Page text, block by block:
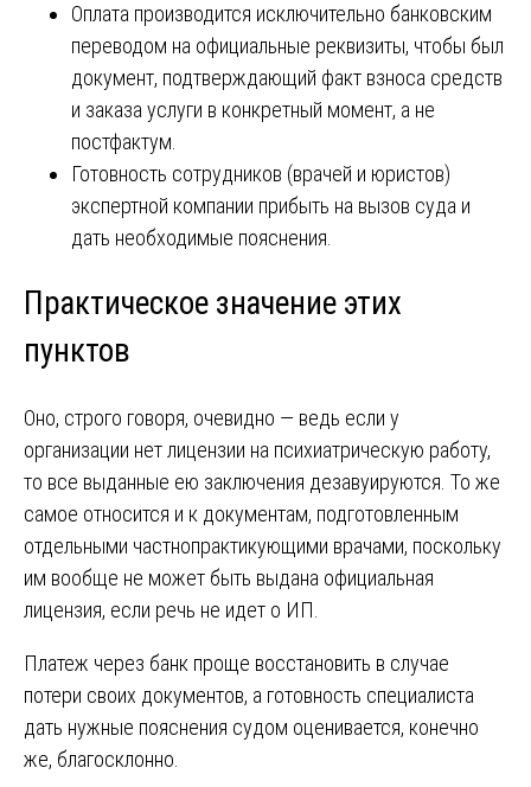
Оплата производится исключительно банковским
переводом на официальные реквизиты, чтобы был
документ, подтверждающий факт взноса средств
и заказа услуги в конкретный момент, а не
постфактум.
Готовность сотрудников (врачей и юристов)
экспертной компании прибыть на вызов суда и
дать необходимые пояснения.
Практическое значение этих
пунктов
Оно, строго говоря, очевидно — ведь если у
организации нет лицензии на психиатрическую работу,
то все выданные ею заключения дезавуируются. То же
самое относится и к документам, подготовленным
отдельными частнопрактикующими врачами, поскольку
им вообще не может быть выдана официальная
лицензия, если речь не идет о ИП.
Платеж через банк проще восстановить в случае
потери своих документов, а готовность специалиста
дать нужные пояснения судом оценивается, конечно
же, благосклонно.